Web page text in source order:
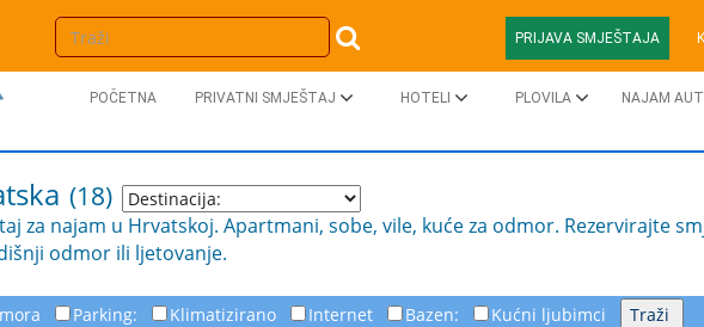
PRIJAVA SMJEŠTAJA
POČETNA PRIVATNI SMJEŠTAJ HOTELI PLOVILA NAJAM
(18)
za najam u Hrvatskoj. Apartmani, sobe, vile, kuće za odmor. Rezervirajte
odmor ili ljetovanje.
Parking: Klimatizirano Internet Bazen: Kućni ljubimci